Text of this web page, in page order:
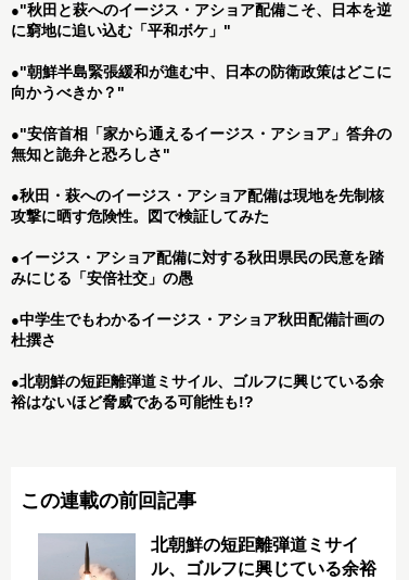
●"秋田と萩へのイージス・アショア配備こそ、日本を逆
に窮地に追い込む「平和ボケ」"
●"朝鮮半島緊張緩和が進む中、日本の防衛政策はどこに
向かうべきか？"
●"安倍首相「家から通えるイージス・アショア」答弁の
無知と詭弁と恐ろしさ"
●秋田・萩へのイージス・アショア配備は現地を先制核
攻撃に晒す危険性。図で検証してみた
●イージス・アショア配備に対する秋田県民の民意を踏
みにじる「安倍社交」の愚
●中学生でもわかるイージス・アショア秋田配備計画の
杜撰さ
●北朝鮮の短距離弾道ミサイル、ゴルフに興じている余
裕はないほど脅威である可能性も!?
この連載の前回記事
北朝鮮の短距離弾道ミサイ
ル、ゴルフに興じている余裕